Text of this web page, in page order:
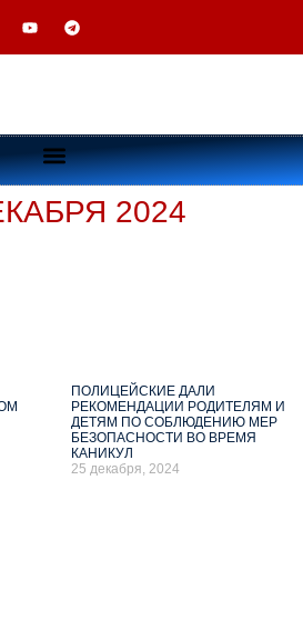
2024
ПОЛИЦЕЙСКИЕ ДАЛИ
РЕКОМЕНДАЦИИ РОДИТЕЛЯМ И
ДЕТЯМ ПО СОБЛЮДЕНИЮ МЕР
БЕЗОПАСНОСТИ ВО ВРЕМЯ
КАНИКУЛ
25 декабря, 2024